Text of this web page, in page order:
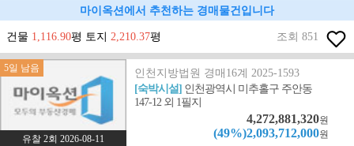
마이옥션에서 추천하는 경매물건입니다
건물 1,116.90평 토지 2,210.37평 조회 851
5일 남음
유찰 2회 2026-08-11
인천지방법원 경매16계 2025-1593
[숙박시설] 인천광역시 미추홀구 주안동
147-12 외 1필지
4,272,881,320원
(49%)2,093,712,000원